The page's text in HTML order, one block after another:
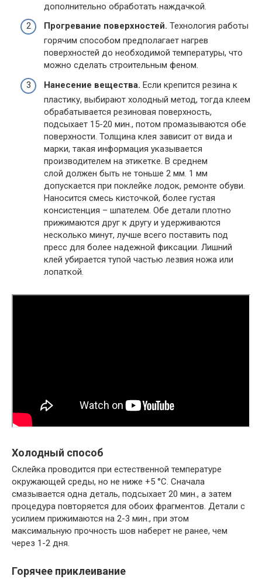
дополнительно обработать наждачкой.
Прогревание поверхностей. Технология работы
горячим способом предполагает нагрев
поверхностей до необходимой температуры, что
можно сделать строительным феном.
Нанесение вещества. Если крепится резина к
пластику, выбирают холодный метод, тогда клеем
обрабатывается резиновая поверхность,
подсыхает 15-20 мин., потом промазываются обе
поверхности. Толщина клея зависит от вида и
марки, такая информация указывается
производителем на этикетке. В среднем
слой должен быть не тоньше 2 мм. 1 мм
допускается при поклейке лодок, ремонте обуви.
Наносится смесь кисточкой, более густая
консистенция – шпателем. Обе детали плотно
прижимаются друг к другу и удерживаются
несколько минут, лучше всего поставить под
пресс для более надежной фиксации. Лишний
клей убирается тупой частью лезвия ножа или
лопаткой.
Холодный способ
Склейка проводится при естественной температуре
окружающей среды, но не ниже +5 °C. Сначала
смазывается одна деталь, подсыхает 20 мин., а затем
процедура повторяется для обоих фрагментов. Детали с
усилием прижимаются на 2-3 мин., при этом
максимальную прочность шов наберет не ранее, чем
через 1-2 дня.
Горячее приклеивание